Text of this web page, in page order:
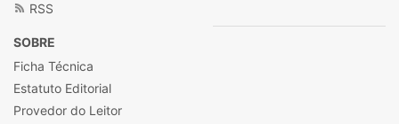
RSS
SOBRE
Ficha Técnica
Estatuto Editorial
Provedor do Leitor